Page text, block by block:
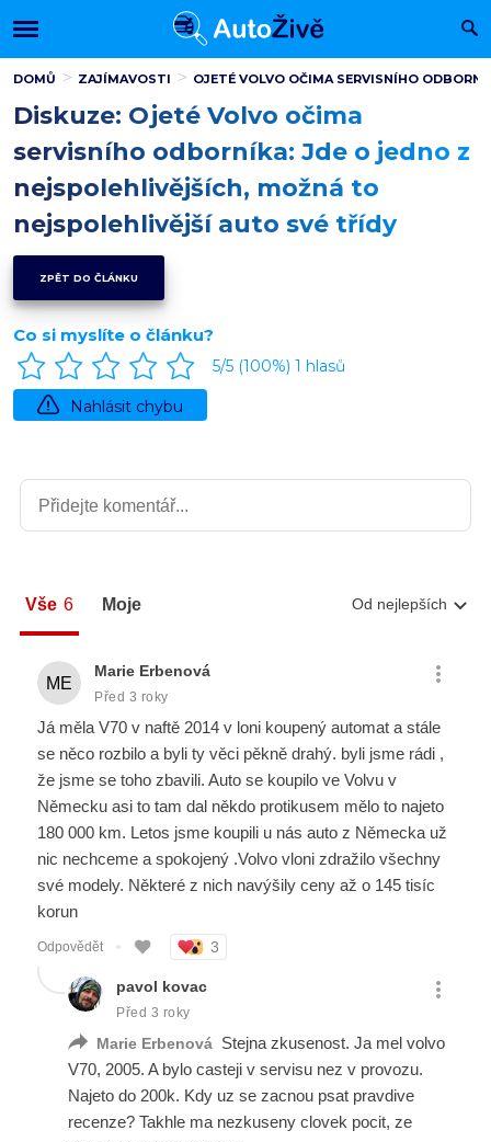
DOMŮ ZAJÍMAVOSTI OJETÉ VOLVO OČIMA SERVISNÍHO
Diskuze: Ojeté Volvo očima
servisního odborníka: Jde o jedno z
nejspolehlivějších, možná to
nejspolehlivější auto své třídy
ZPĚT DO ČLÁNKU
Co si myslíte o článku?
5/5 (100%) 1 hlasů
Nahlásit chybu